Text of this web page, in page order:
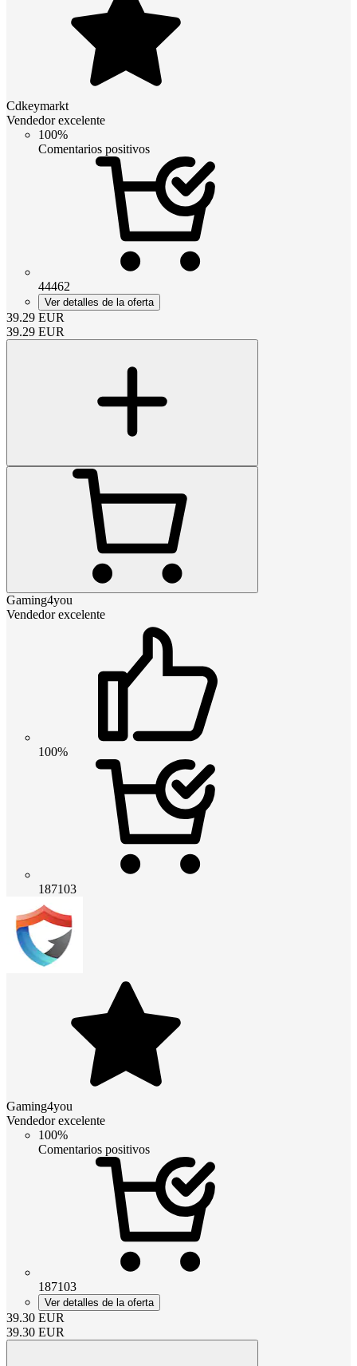
Cdkeymarkt
Vendedor excelente
100%
Comentarios positivos
44462
Ver detalles de la oferta
39.29 EUR
39.29 EUR
Gaming4you
Vendedor excelente
100%
187103
Gaming4you
Vendedor excelente
100%
Comentarios positivos
187103
Ver detalles de la oferta
39.30 EUR
39.30 EUR